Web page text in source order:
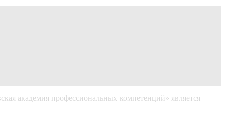
академия профессиональных компетенций» является